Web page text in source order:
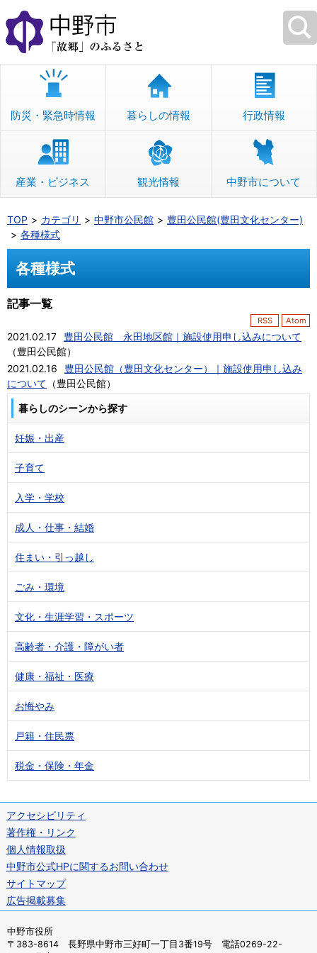
本
文
へ
移
防災・緊急時情報 暮らしの情報 行政情報
産業・ビジネス 観光情報 中野市について
TOP カテゴリ 中野市公民館
豊田公民館(豊田文化センター)
各種様式
各種様式
記事一覧
RSS Atom
2021.02.17
豊田公民館 永田地区館｜施設使用申し込みについて
（豊田公民館）
2021.02.16
豊田公民館（豊田文化センター）｜施設使用申し込み
について （豊田公民館）
暮らしのシーンから探す
妊娠・出産
子育て
入学・学校
成人・仕事・結婚
住まい・引っ越し
ごみ・環境
文化・生涯学習・スポーツ
高齢者・介護・障がい者
健康・福祉・医療
お悔やみ
戸籍・住民票
税金・保険・年金
アクセシビリティ
著作権・リンク
個人情報取扱
中野市公式HPに関するお問い合わせ
サイトマップ
広告掲載募集
中野市役所
〒383-8614 長野県中野市三好町一丁目3番19号 電話0269-22-